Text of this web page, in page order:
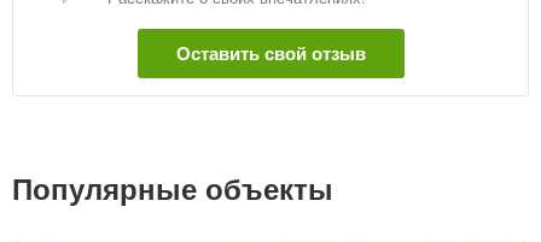
Оставить свой отзыв
Популярные объекты